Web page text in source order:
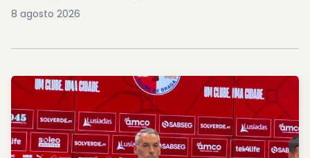
8 agosto 2026